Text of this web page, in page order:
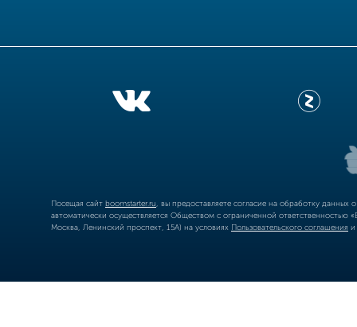
Посещая сайт boomstarter.ru , вы предоставляете согласие на обработку
автоматически осуществляется Обществом с ограниченной
Москва, Ленинский проспект, 15А) на условиях Пользовательского соглашения и